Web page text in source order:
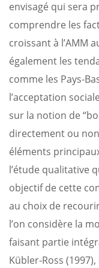
envisagé qui sera
comprendre les
croissant à l’AMM
également les
comme les Pays-
l’acceptation
sur la notion de
directement ou
éléments
l’étude qualitative
objectif de cette
au choix de
l’on considère la
faisant partie
Kübler-Ross